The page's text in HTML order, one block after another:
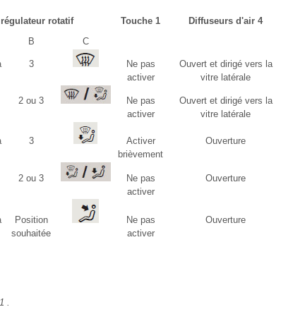
rotatif Touche 1
Diffuseurs d'air 4
B C
3
Ne pas
activer
Ouvert et dirigé vers la
vitre latérale
2 ou 3
Ne pas
activer
Ouvert et dirigé vers la
vitre latérale
3
Activer
brièvement
Ouverture
2 ou 3
Ne pas
activer
Ouverture
Position
souhaitée
Ne pas
activer
Ouverture
.